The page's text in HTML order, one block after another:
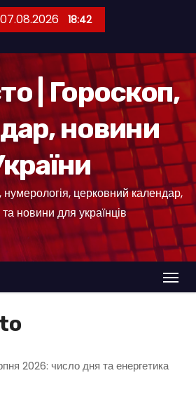
07.08.2026 18:42
| Гороскоп,
новини
церковний календар,
новини для українців
2026: число дня та енергетика